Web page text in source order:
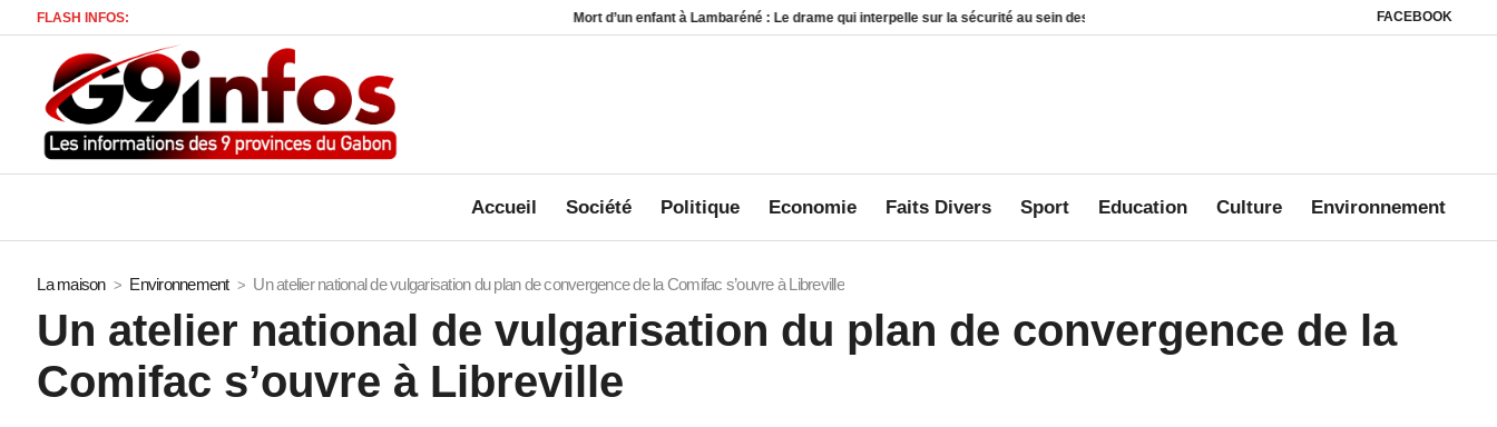
FACEBOOK
FLASH INFOS: Mort d’un enfant à Lambaréné : Le drame qui interpelle sur la sécurité au sein des foyers Affaire Mbanié : Ali Akbar Onanga Y’Obegue estime que le Gabon
Accueil Société Politique Economie Faits Divers Sport Education Culture Environnement
La maison Environnement Un atelier national de vulgarisation du plan de convergence de la Comifac s’ouvre à Libreville
Un atelier national de vulgarisation du plan de convergence de la
Comifac s’ouvre à Libreville